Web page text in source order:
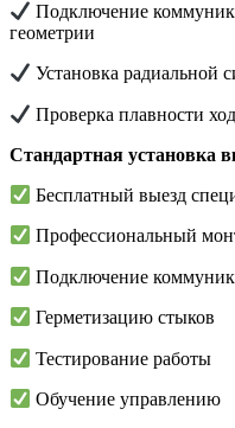
Подключение
геометрии
Установка радиальной
Проверка плавности
Стандартная установка
Бесплатный выезд
Профессиональный
Подключение
Герметизацию стыков
Тестирование работы
Обучение управлению